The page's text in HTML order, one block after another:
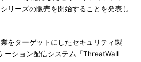
リーズの販売を開始することを発表し
をターゲットにしたセキュリティ製
ーション配信システム「ThreatWall